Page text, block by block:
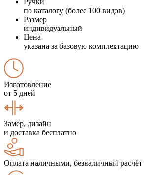
по каталогу (более 100 видов)
Размер
индивидуальный
Цена
указана за базовую комплектацию
Изготовление
от 5 дней
Замер, дизайн
и доставка бесплатно
Оплата наличными, безналичный расчёт